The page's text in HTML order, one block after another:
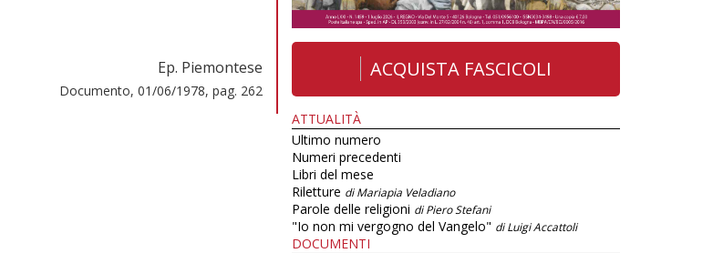
Ep. Piemontese
Documento, 01/06/1978, pag. 262
ACQUISTA FASCICOLI
ATTUALITÀ
Ultimo numero
Numeri precedenti
Libri del mese
Riletture di Mariapia Veladiano
Parole delle religioni di Piero Stefani
"Io non mi vergogno del Vangelo" di Luigi Accattoli
DOCUMENTI